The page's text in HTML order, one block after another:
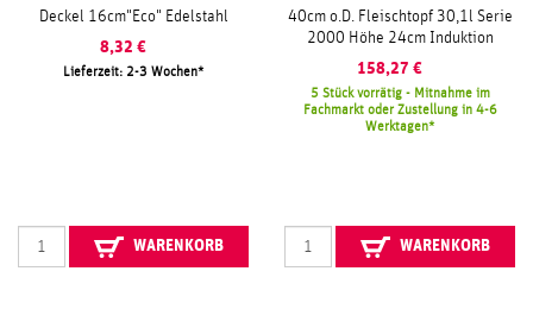
Deckel 16cm"Eco" Edelstahl
8,32 €
Lieferzeit: 2-3 Wochen
WARENKORB
40cm o.D. Fleischtopf 30,1l Serie
2000 Höhe 24cm Induktion
158,27 €
5 Stück vorrätig - Mitnahme im
Fachmarkt oder Zustellung in 4-6
Werktagen
WARENKORB